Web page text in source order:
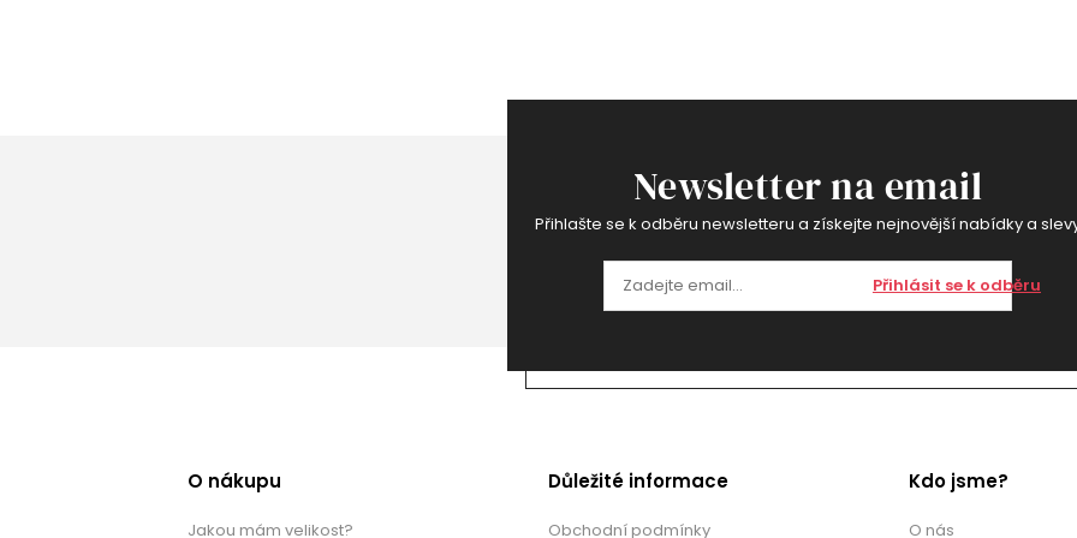
Newsletter na email
Přihlašte se k odběru newsletteru a získejte nejnovější nabídky a
Přihlásit se k odběru
O nákupu
Jakou mám velikost?
Důležité informace
Obchodní podmínky
Kdo jsme?
O nás